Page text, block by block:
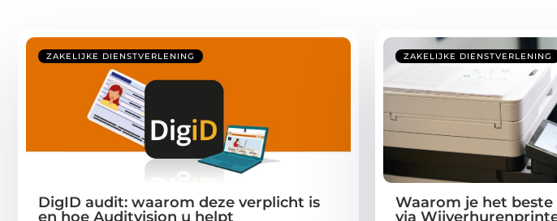
ZAKELIJKE DIENSTVERLENING
DigID audit: waarom deze verplicht is
en hoe Auditvision u helpt
ZAKELIJKE DIENSTVERLENING
Waarom je het
via